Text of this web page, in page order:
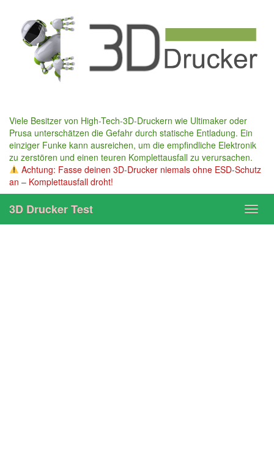
content
Viele Besitzer von High-Tech-3D-Druckern wie Ultimaker oder
Prusa unterschätzen die Gefahr durch statische Entladung. Ein
einziger Funke kann ausreichen, um die empfindliche Elektronik
zu zerstören und einen teuren Komplettausfall zu verursachen.
Achtung: Fasse deinen 3D-Drucker niemals ohne ESD-Schutz
an – Komplettausfall droht!
3D Drucker Test